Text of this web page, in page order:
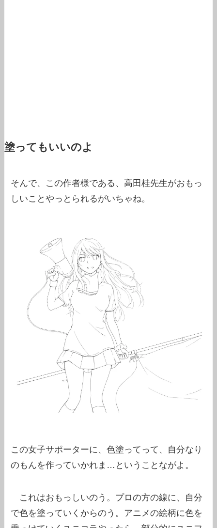
塗ってもいいのよ
そんで、この作者様である、高田桂先生がおもっ
しいことやっとられるがいちゃね。
この女子サポーターに、色塗ってって、自分なり
のもんを作っていかれま…ということながよ。
これはおもっしいのう。プロの方の線に、自分
で色を塗っていくからのう。アニメの絵柄に色を